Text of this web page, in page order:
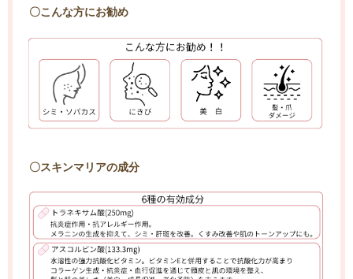
〇こんな方にお勧め
〇スキンマリアの成分